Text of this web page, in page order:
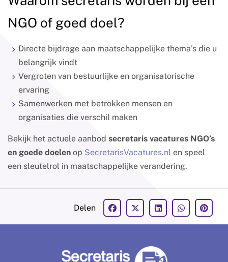
NGO of goed doel?
Directe bijdrage aan maatschappelijke thema’s die u
belangrijk vindt
Vergroten van bestuurlijke en organisatorische
ervaring
Samenwerken met betrokken mensen en
organisaties die verschil maken
Bekijk het actuele aanbod secretaris vacatures NGO’s
en goede doelen op SecretarisVacatures.nl en speel
een sleutelrol in maatschappelijke verandering.
Delen